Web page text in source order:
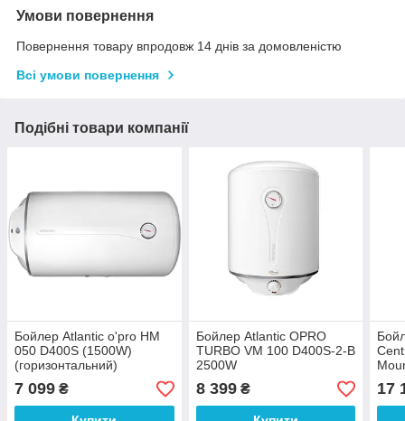
Умови повернення
Повернення товару впродовж 14 днів за домовленістю
Всі умови повернення
Подібні товари компанії
Бойлер Atlantic o'pro HM
050 D400S (1500W)
(горизонтальний)
7 099 ₴
Бойлер Atlantic OPRO
TURBO VM 100 D400S-2-B
2500W
8 399₴ 17